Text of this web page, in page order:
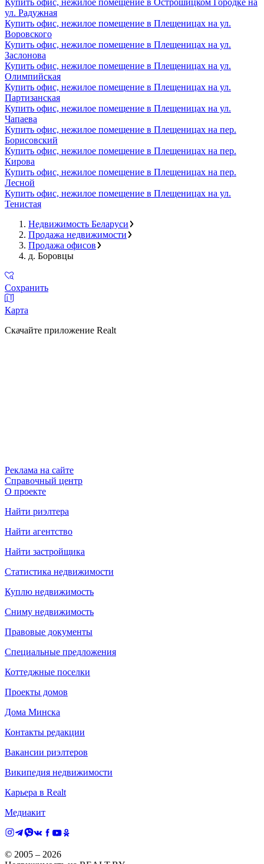
Купить офис, нежилое помещение в Острошицком Городке на
ул. Радужная
Купить офис, нежилое помещение в Плещеницах на ул.
Воровского
Купить офис, нежилое помещение в Плещеницах на ул.
Заслонова
Купить офис, нежилое помещение в Плещеницах на ул.
Олимпийская
Купить офис, нежилое помещение в Плещеницах на ул.
Партизанская
Купить офис, нежилое помещение в Плещеницах на ул.
Чапаева
Купить офис, нежилое помещение в Плещеницах на пер.
Борисовский
Купить офис, нежилое помещение в Плещеницах на пер.
Кирова
Купить офис, нежилое помещение в Плещеницах на пер.
Лесной
Купить офис, нежилое помещение в Плещеницах на ул.
Тенистая
Недвижимость Беларуси
Продажа недвижимости
Продажа офисов
д. Боровцы
Сохранить
Карта
Скачайте приложение Realt
Реклама на сайте
Справочный центр
О проекте
Найти риэлтера
Найти агентство
Найти застройщика
Статистика недвижимости
Куплю недвижимость
Сниму недвижимость
Правовые документы
Специальные предложения
Коттеджные поселки
Проекты домов
Дома Минска
Контакты редакции
Вакансии риэлтеров
Википедия недвижимости
Карьера в Realt
Медиакит
© 2005 – 2026